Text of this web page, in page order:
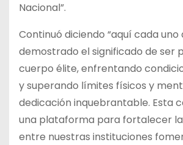
Nacional”.
Continuó diciendo “aquí cada uno
demostrado el significado de ser
cuerpo élite, enfrentando
y superando límites físicos y
dedicación inquebrantable. Esta
una plataforma para fortalecer
entre nuestras instituciones